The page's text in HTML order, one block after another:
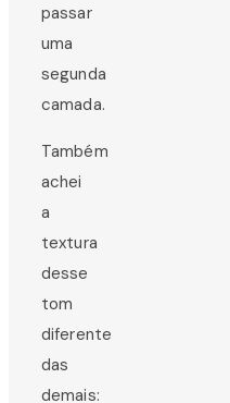
passar
uma
segunda
camada.
Também
achei
a
textura
desse
tom
diferente
das
demais: